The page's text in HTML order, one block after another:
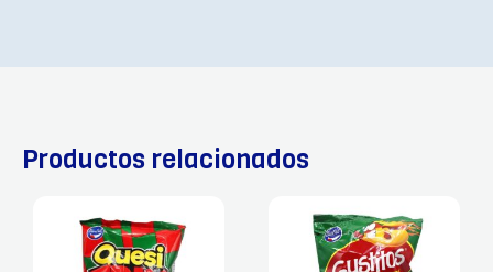
Productos relacionados